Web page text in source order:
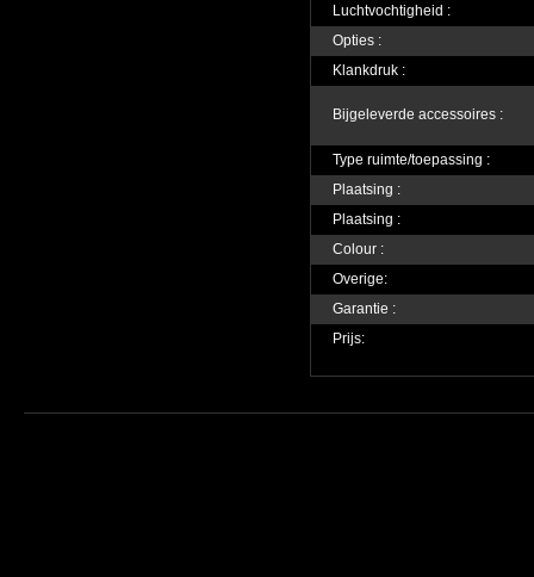
Luchtvochtigheid :
Opties :
Klankdruk :
Bijgeleverde accessoires :
Type ruimte/toepassing :
Plaatsing :
Plaatsing :
Colour :
Overige:
Garantie :
Prijs: